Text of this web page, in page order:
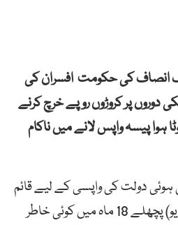
انصاف کی حکومت افسران کی
دوروں پر کروڑوں روپے خرچ کرنے
ہوا پیسہ واپس لانے میں ناکام
ہوئی دولت کی واپسی کے لیے قائم
ایسٹ ریکوری یونٹ (ای آر یو) پچھلے 18 ماہ میں کوئی خاطر